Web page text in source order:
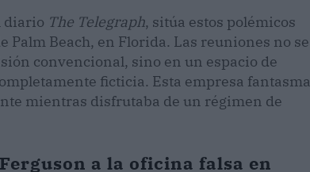
diario The Telegraph, sitúa estos polémicos
Beach, en Florida. Las reuniones no se
convencional, sino en un espacio de
ficticia. Esta empresa fantasma
mientras disfrutaba de un régimen de
a la oficina falsa en